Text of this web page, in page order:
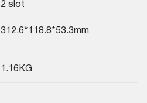
2 slot
312.6*118.8*53.3mm
1.16KG